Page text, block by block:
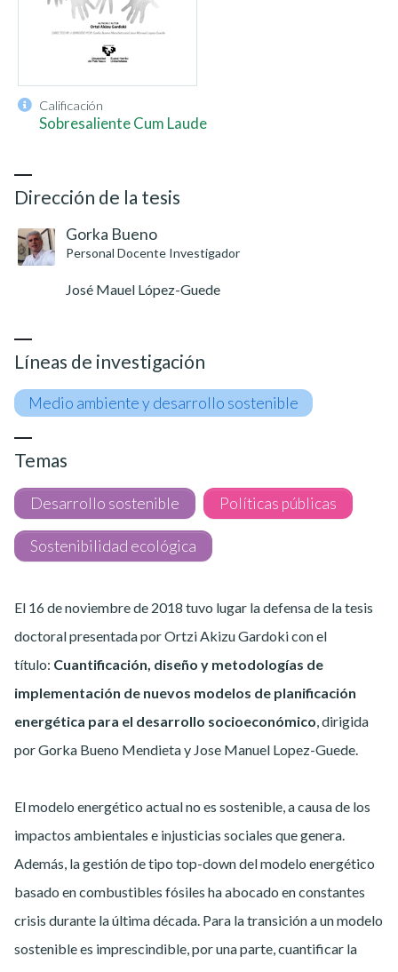
El 16 de noviembre de 2018 tuvo lugar la defensa de la tesis
doctoral presentada por Ortzi Akizu Gardoki con el
título: Cuantificación, diseño y metodologías de
implementación de nuevos modelos de planificación
energética para el desarrollo socioeconómico, dirigida
por Gorka Bueno Mendieta y Jose Manuel Lopez-Guede.
El modelo energético actual no es sostenible, a causa de los
impactos ambientales e injusticias sociales que genera.
Además, la gestión de tipo top-down del modelo energético
basado en combustibles fósiles ha abocado en constantes
crisis durante la última década. Para la transición a un modelo
sostenible es imprescindible, por una parte, cuantificar la
Calificación
Sobresaliente Cum Laude
Dirección de la tesis
Gorka Bueno
Personal Docente Investigador
José Mauel López-Guede
Líneas de investigación
Medio ambiente y desarrollo sostenible
Temas
Desarrollo sostenible Políticas públicas
Sostenibilidad ecológica